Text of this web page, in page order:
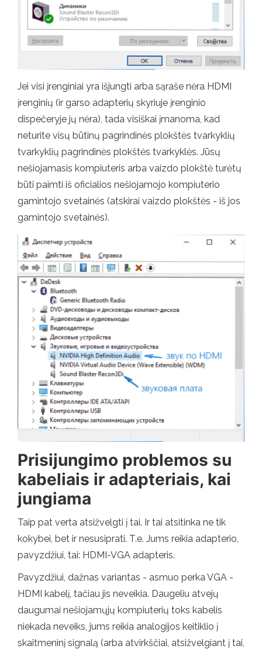
Jei visi įrenginiai yra išjungti arba sąraše nėra HDMI
įrenginių (ir garso adapterių skyriuje įrenginio
dispečeryje jų nėra), tada visiškai įmanoma, kad
neturite visų būtinų pagrindinės plokštės tvarkyklių
tvarkyklių pagrindinės plokštės tvarkyklės. Jūsų
nešiojamasis kompiuteris arba vaizdo plokštė turėtų
būti paimti iš oficialios nešiojamojo kompiuterio
gamintojo svetainės (atskirai vaizdo plokštės - iš jos
gamintojo svetainės).
Prisijungimo problemos su
kabeliais ir adapteriais, kai
jungiama
Taip pat verta atsižvelgti į tai. Ir tai atsitinka ne tik
kokybei, bet ir nesusiprati. T.e. Jums reikia adapterio,
pavyzdžiui, tai: HDMI-VGA adapteris.
Pavyzdžiui, dažnas variantas - asmuo perka VGA -
HDMI kabelį, tačiau jis neveikia. Daugeliu atvejų
daugumai nešiojamųjų kompiuterių toks kabelis
niekada neveiks, jums reikia analogijos keitiklio į
skaitmeninį signalą (arba atvirkščiai, atsižvelgiant į tai,